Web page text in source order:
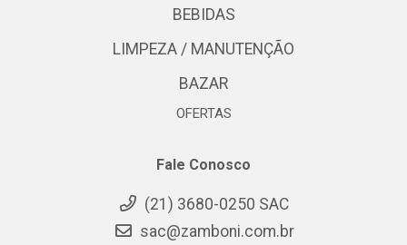
BEBIDAS
LIMPEZA / MANUTENÇÃO
BAZAR
OFERTAS
Fale Conosco
(21) 3680-0250 SAC
sac@zamboni.com.br